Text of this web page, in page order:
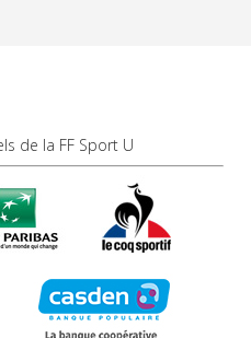
de la FF Sport U